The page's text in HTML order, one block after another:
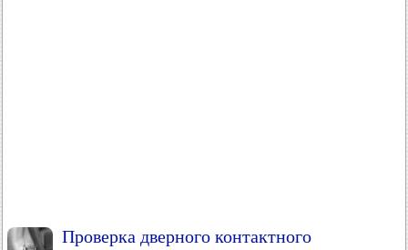
Проверка дверного контактного